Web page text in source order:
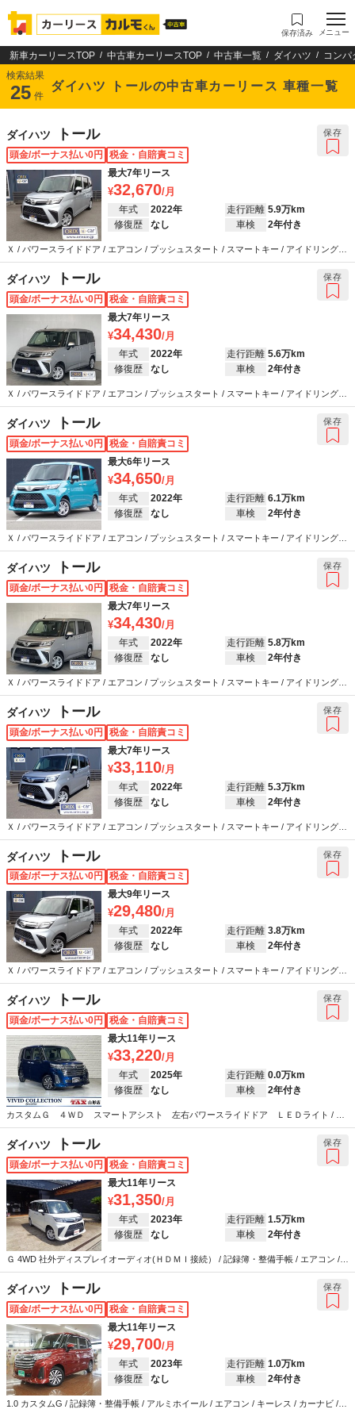
保存済み メニュー
新車カーリースTOP 中古車カーリースTOP 中古車一覧 ダイハツ
コンパ
検索結果
25 件
ダイハツ トールの中古車カーリース 車種一覧
ダイハツ トール
頭金/ボーナス払い0円
税金・自賠責コミ
最大7年リース
32,670
年式 2022年 走行距離 5.9万km
修復歴
なし 車検 2年付き
Ｘ / パワースライドドア / エアコン / プッシュスタート / スマートキー / アイドリングス
トップ / カーナビ / バックカメラ / ETC / 衝突被害軽減システム / ABS / エアバッグ / パ
ワーステアリング / パワーウインドウ
保存
ダイハツ トール
頭金/ボーナス払い0円
税金・自賠責コミ
最大7年リース
34,430
年式 2022年 走行距離 5.6万km
修復歴
なし 車検 2年付き
Ｘ / パワースライドドア / エアコン / プッシュスタート / スマートキー / アイドリングス
トップ / カーナビ / ETC / 衝突被害軽減システム / ABS / エアバッグ / パワーステアリン
グ / パワーウインドウ
保存
ダイハツ トール
頭金/ボーナス払い0円
税金・自賠責コミ
最大6年リース
34,650
年式 2022年 走行距離 6.1万km
修復歴
なし 車検 2年付き
Ｘ / パワースライドドア / エアコン / プッシュスタート / スマートキー / アイドリングス
トップ / カーナビ / バックカメラ / ETC / 衝突被害軽減システム / ABS / エアバッグ / パ
ワーステアリング / パワーウインドウ
保存
ダイハツ トール
頭金/ボーナス払い0円
税金・自賠責コミ
最大7年リース
34,430
年式 2022年 走行距離 5.8万km
修復歴
なし 車検 2年付き
Ｘ / パワースライドドア / エアコン / プッシュスタート / スマートキー / アイドリングス
トップ / カーナビ / バックカメラ / ETC / 衝突被害軽減システム / ABS / エアバッグ / パ
ワーステアリング / パワーウインドウ
保存
ダイハツ トール
頭金/ボーナス払い0円
税金・自賠責コミ
最大7年リース
33,110
年式 2022年 走行距離 5.3万km
修復歴
なし 車検 2年付き
Ｘ / パワースライドドア / エアコン / プッシュスタート / スマートキー / アイドリングス
トップ / カーナビ / バックカメラ / ETC / 衝突被害軽減システム / ABS / エアバッグ / パ
ワーステアリング / パワーウインドウ
保存
ダイハツ トール
頭金/ボーナス払い0円
税金・自賠責コミ
最大9年リース
29,480
年式 2022年 走行距離 3.8万km
修復歴
なし 車検 2年付き
Ｘ / パワースライドドア / エアコン / プッシュスタート / スマートキー / アイドリングス
トップ / カーナビ / バックカメラ / ETC / 衝突被害軽減システム / ABS / エアバッグ / パ
ワーステアリング / パワーウインドウ
保存
ダイハツ トール
頭金/ボーナス払い0円
税金・自賠責コミ
最大11年リース
33,220
年式 2025年 走行距離 0.0万km
修復歴
なし 車検 2年付き
カスタムＧ ４ＷＤ スマートアシスト 左右パワースライドドア ＬＥＤライト / 記
録簿・整備手帳 / アルミホイール / エアコン / キーレス / ABS / エアバッグ / パワーステ
アリング / パワーウインドウ
保存
ダイハツ トール
頭金/ボーナス払い0円
税金・自賠責コミ
最大11年リース
31,350
年式 2023年 走行距離 1.5万km
修復歴
なし 車検 2年付き
Ｇ 4WD 社外ディスプレイオーディオ(ＨＤＭＩ接続） / 記録簿・整備手帳 / エアコン /
キーレス / ABS / エアバッグ / パワーステアリング / パワーウインドウ
保存
ダイハツ トール
頭金/ボーナス払い0円
税金・自賠責コミ
最大11年リース
29,700
年式 2023年 走行距離 1.0万km
修復歴
なし 車検 2年付き
1.0 カスタムG / 記録簿・整備手帳 / アルミホイール / エアコン / キーレス / カーナビ /
保存